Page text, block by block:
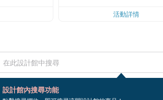
活動詳情
設計館內搜尋功能
18 個商品